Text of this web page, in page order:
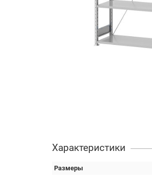
Характеристики
Размеры